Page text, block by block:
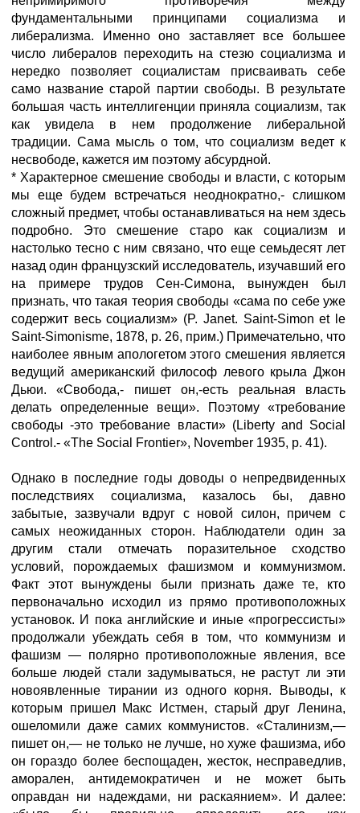
фундаментальными принципами социализма и
либерализма. Именно оно заставляет все большее
число либералов переходить на стезю социализма и
нередко позволяет социалистам присваивать себе
само название старой партии свободы. В результате
большая часть интеллигенции приняла социализм, так
как увидела в нем продолжение либеральной
традиции. Сама мысль о том, что социализм ведет к
несвободе, кажется им поэтому абсурдной.
* Характерное смешение свободы и власти, с которым
мы еще будем встречаться неоднократно,- слишком
сложный предмет, чтобы останавливаться на нем здесь
подробно. Это смешение старо как социализм и
настолько тесно с ним связано, что еще семьдесят лет
назад один французский исследователь, изучавший его
на примере трудов Сен-Симона, вынужден был
признать, что такая теория свободы «сама по себе уже
содержит весь социализм» (P. Janet. Saint-Simon et le
Saint-Simonisme, 1878, p. 26, прим.) Примечательно, что
наиболее явным апологетом этого смешения является
ведущий американский философ левого крыла Джон
Дьюи. «Свобода,- пишет он,-есть реальная власть
делать определенные вещи». Поэтому «требование
свободы -это требование власти» (Liberty and Social
Control.- «The Social Frontier», November 1935, p. 41).
Однако в последние годы доводы о непредвиденных
последствиях социализма, казалось бы, давно
забытые, зазвучали вдруг с новой силон, причем с
самых неожиданных сторон. Наблюдатели один за
другим стали отмечать поразительное сходство
условий, порождаемых фашизмом и коммунизмом.
Факт этот вынуждены были признать даже те, кто
первоначально исходил из прямо противоположных
установок. И пока английские и иные «прогрессисты»
продолжали убеждать себя в том, что коммунизм и
фашизм — полярно противоположные явления, все
больше людей стали задумываться, не растут ли эти
новоявленные тирании из одного корня. Выводы, к
которым пришел Макс Истмен, старый друг Ленина,
ошеломили даже самих коммунистов. «Сталинизм,—
пишет он,— не только не лучше, но хуже фашизма, ибо
он гораздо более беспощаден, жесток, несправедлив,
аморален, антидемократичен и не может быть
оправдан ни надеждами, ни раскаянием». И далее: